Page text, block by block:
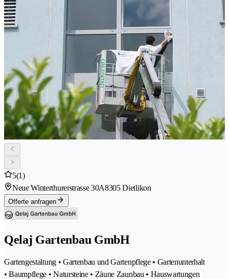
5(1)
Neue Winterthurerstrasse 30A8305 Dietlikon
Offerte anfragen
Qelaj Gartenbau GmbH
Gartengestaltung • Gartenbau und Gartenpflege • Gartenunterhalt
• Baumpflege • Natursteine • Zäune Zaunbau • Hauswartungen